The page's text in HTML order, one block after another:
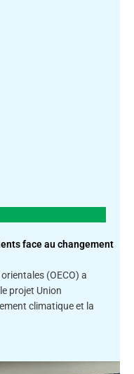
face au changement
(OECO) a
projet Union
climatique et la